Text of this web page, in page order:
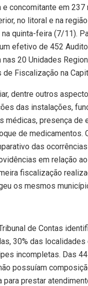
concomitante em 237
no litoral e na
quinta-feira (7/11).
efetivo de 452
nas 20 Unidades
Fiscalização na
dentre outros
das instalações,
médicas, presença de
de medicamentos.
das
em relação
fiscalização
os mesmos
de Contas
30% das localidades
incompletas. Das
possuíam
para prestar